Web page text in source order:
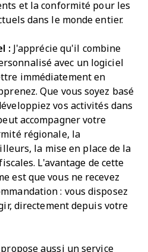
et la conformité pour les
dans le monde entier.
:
J'apprécie qu'il combine
avec un logiciel
immédiatement en
Que vous soyez basé
vos activités dans
accompagner votre
régionale, la
la mise en place de la
L'avantage de cette
est que vous ne recevez
: vous disposez
directement depuis votre
propose aussi un service